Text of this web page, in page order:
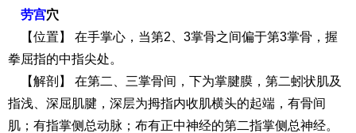
劳宫穴
【位置】 在手掌心，当第2、3掌骨之间偏于第3掌骨，握
拳屈指的中指尖处。
【解剖】 在第二、三掌骨间，下为掌腱膜，第二蚓状肌及
指浅、深屈肌腱，深层为拇指内收肌横头的起端，有骨间
肌；有指掌侧总动脉；布有正中神经的第二指掌侧总神经。